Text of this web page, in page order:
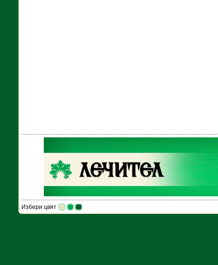
Избери цвят